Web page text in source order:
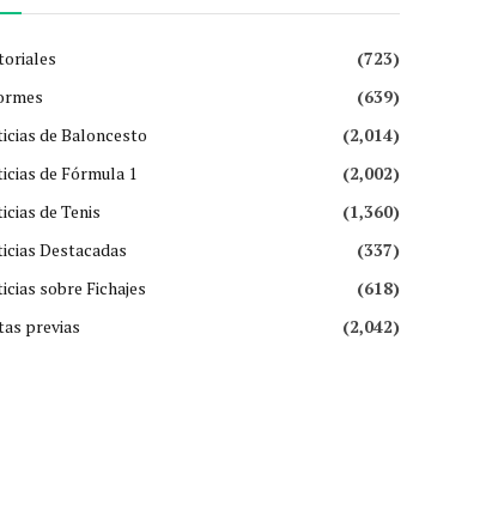
(723)
(639)
de Baloncesto
(2,014)
de Fórmula 1
(2,002)
de Tenis
(1,360)
Destacadas
(337)
sobre Fichajes
(618)
previas
(2,042)